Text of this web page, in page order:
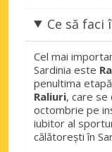
Ce să faci
Cel mai
Sardinia este
penultima
Raliuri, care se
octombrie pe
iubitor al
călătorești în